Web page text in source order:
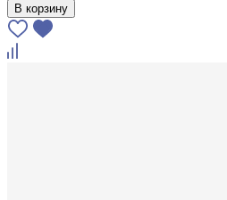
В корзину